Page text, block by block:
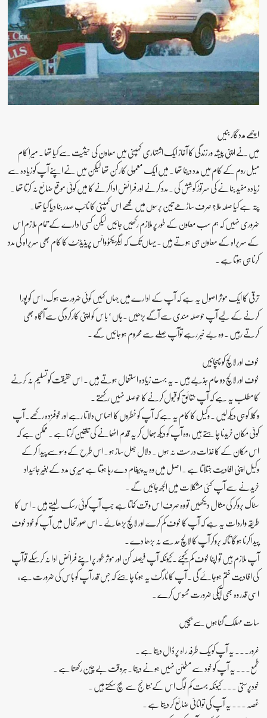
اچھے مددگار بنیں
میں نے اپنی پیشہ ور زندگی کا آغاز ایک اشتہاری کمپنی میں معاون کی حیثیت سے کیا تھا ۔ میرا کام
میل روم کے کام میں مدد دینا تھا ۔ میں ایک معمولی کارکن تھا لیکن میں نے اپنے آپ کو زیادہ سے
زیادہ مفید بنانے کی سرتوڑ کوشش کی ۔ مدد کرنے اور فرائض ادا کرنے کا میں کوئی موقع ضائع نہ کرتا تھا ۔
پتہ ہے کیا صلہ ملا؟ صرف ساڑھے تین برسوں میں مجھے اس کمپنی کا نائب صدر بنا دیا گیا تھا۔
ضروری نہیں کہ ہم سب معاون کے طور پر ملازم رکھیں جائیں لیکن کسی ادارے کے تمام ملازم اس
کے سربراہ کے معاون ہی ہوتے ہیں ۔ یہاں تک کہ ایگزیکٹو وائس پریذیڈنٹ کا کام بھی سربراہ کی مدد
کرنا ہی ہوتا ہے ۔
ترقی کا ایک موثر اصول یہ ہے کہ آپ کے ادارے میں جہاں کہیں کوئی ضرورت ہو ک، اس کو پورا
کرنے کے لیے آپ حوصلہ مندی سے آگے بڑھیں ۔ ہاں ‘ باس کو اپنی کارکردگی سے آگاہ بھی
کرتے رہیں ۔ وہ بے خبر رہے توآپ صلے سے محروم ہو جائیں گے ۔
خوف اور لالچ کو پہچانیں
خوف اور لالچ دو عام جذبے ہیں ۔ یہ بہت زیادہ استعمال ہوتے ہیں ۔ اس حقیقت کو تسلیم نہ کرنے
کا مطلب یہ ہے کہ آپ حقائق کوقبول کرنے کا حوصلہ نہیں رکھتے ۔
وکلا کو ہی دیکھ لیں ۔ وکیل کا کام یہ ہے کہ آپ کو خطروں کا احساس دلاتا رہے اور خوفزدہ رکھے۔ آپ
کوئی مکان خریدنا چاہتے ہیں ،وہ آپ کو دیکھ بھال کر یہ قدم اٹھانے کی تلقین کرتا ہے ۔ ممکن ہے کہ
اس مکان کے کاغذات درست نہ ہوں ۔ دلال جعل ساز ہو ۔اس طرح کے وسوسے پیدا کرکے
وکیل اپنی افادیت جتلاتا ہے ۔ اصل میں وہ یہ پیغام دے رہا ہوتا ہے میری مدد کے بغیر جائیداد
خریدنے سے آپ کئی مشکلات میں الجھ جائیں گے ۔
سٹاک بروکر کی مثال دیکھیں تو وہ صرف اس وقت کماتا ہے جب آپ کوئی رسک لیتے ہیں ۔ اس کا
طریقہ واردات یہ ہے کہ آپ کا خوف کم کرے اور لالچ بڑھائے ۔ اس صورتحال میں آپ کو خود خوف
پیدا کرنا ہوگا تاکہ بروکر آپ کا لالچ حد سے نہ بڑھا دے ۔
آپ ملازم ہیں تو اپنا خوف کم کیجئے ۔کیونکہ آپ فیصلہ کن اور موثر طور پر اپنے فرائض ادا نہ کرسکے تو آپ
کی افادیت ختم ہوجائے گی ۔ آپ کا ٹارگٹ یہ ہونا چاہئے کہ جس قدر آپ کو باس کی ضرورت ہے،
اسی قدر وہ بھی آپکی ضرورت محسوس کرے ۔
سات مہلک گناہوں سے بچیں
غرور۔۔۔ یہ آپ کو یک طرفہ راہ پر ڈال دیتا ہے ۔
طمع۔۔۔ یہ آپ کو خود سے مطمئن نہیں ہونے دیتا ۔ہروقت بے چین رکھتا ہے ۔
خودپرستی ۔۔۔ کیونکہ بہت کم لوگ اس کے نتائج سے بچ سکتے ہیں ۔
غصہ ۔۔۔ یہ آپ کی توانائی ضائع کر دیتا ہے ۔